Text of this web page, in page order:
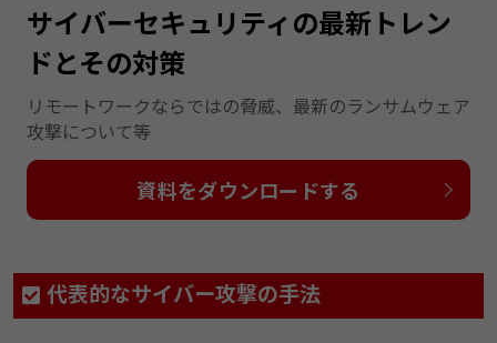
サイバーセキュリティの最新トレン
ドとその対策
リモートワークならではの脅威、最新のランサムウェア
攻撃について等
資料をダウンロードする
代表的なサイバー攻撃の手法